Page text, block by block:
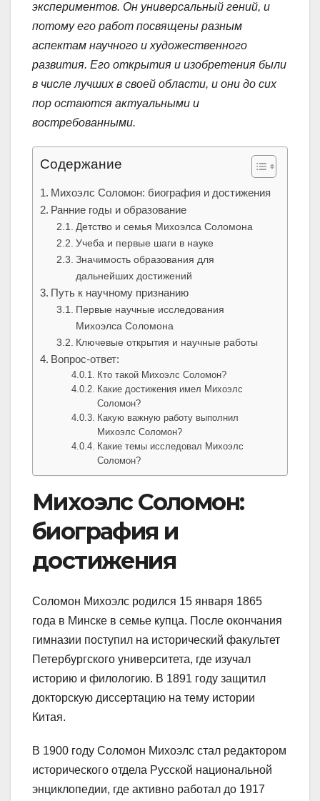
экспериментов. Он универсальный гений, и
потому его работ посвящены разным
аспектам научного и художественного
развития. Его открытия и изобретения были
в числе лучших в своей области, и они до сих
пор остаются актуальными и
востребованными.
Содержание
Михоэлс Соломон: биография и достижения
Ранние годы и образование
Детство и семья Михоэлса Соломона
Учеба и первые шаги в науке
Значимость образования для
дальнейших достижений
Путь к научному признанию
Первые научные исследования
Михоэлса Соломона
Ключевые открытия и научные работы
Вопрос-ответ:
Кто такой Михоэлс Соломон?
Какие достижения имел Михоэлс
Соломон?
Какую важную работу выполнил
Михоэлс Соломон?
Какие темы исследовал Михоэлс
Соломон?
Михоэлс Соломон:
биография и
достижения
Соломон Михоэлс родился 15 января 1865
года в Минске в семье купца. После окончания
гимназии поступил на исторический факультет
Петербургского университета, где изучал
историю и филологию. В 1891 году защитил
докторскую диссертацию на тему истории
Китая.
В 1900 году Соломон Михоэлс стал редактором
исторического отдела Русской национальной
энциклопедии, где активно работал до 1917